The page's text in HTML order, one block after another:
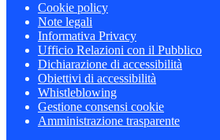
Cookie policy
Note legali
Informativa Privacy
Ufficio Relazioni con il Pubblico
Dichiarazione di accessibilità
Obiettivi di accessibilità
Whistleblowing
Gestione consensi cookie
Amministrazione trasparente